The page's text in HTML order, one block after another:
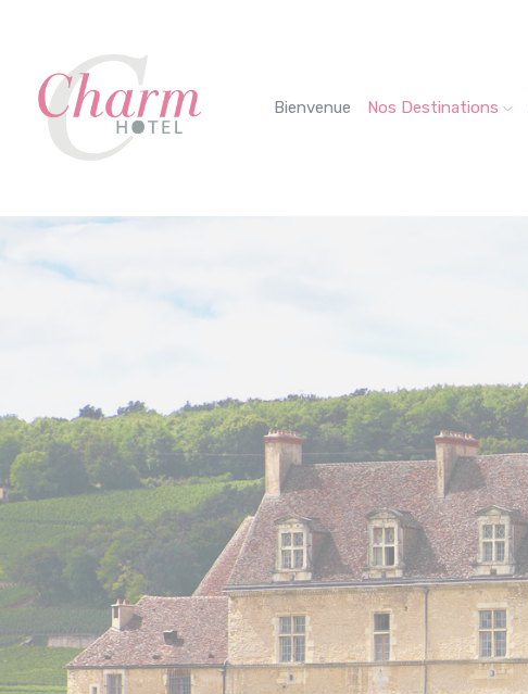
Bienvenue Nos Destinations